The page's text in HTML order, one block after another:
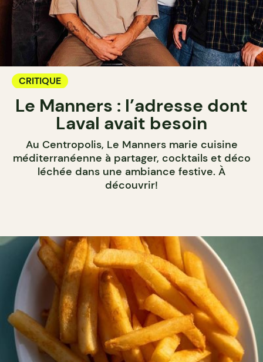
CRITIQUE
Le Manners : l’adresse dont
Laval avait besoin
Au Centropolis, Le Manners marie cuisine
méditerranéenne à partager, cocktails et déco
léchée dans une ambiance festive. À
découvrir!